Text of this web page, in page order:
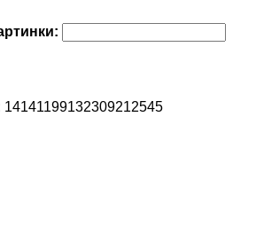
14141199132309212545